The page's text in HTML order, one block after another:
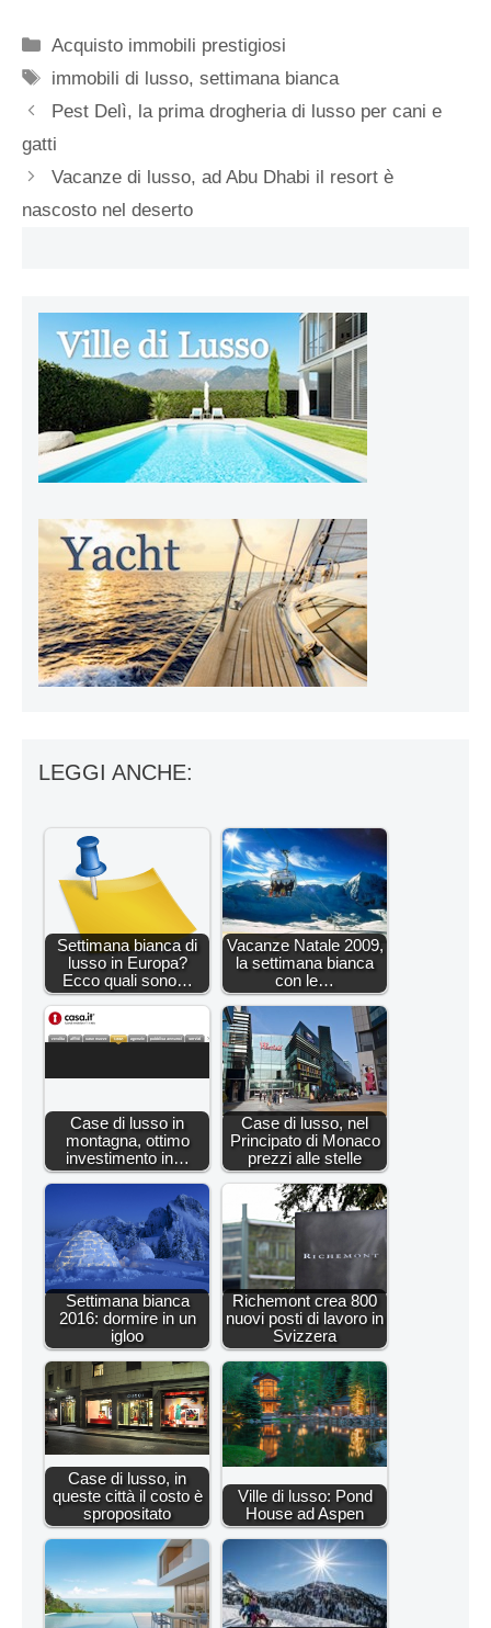
Categorie
Acquisto immobili prestigiosi
Tag
immobili di lusso,settimana bianca
Pest Delì, la prima drogheria di lusso per cani e
gatti
Vacanze di lusso, ad Abu Dhabi il resort è
nascosto nel deserto
LEGGI ANCHE:
Settimana bianca di
lusso in Europa?
Ecco quali sono…
Vacanze Natale 2009,
la settimana bianca
con le…
Case di lusso in
montagna, ottimo
investimento in…
Case di lusso, nel
Principato di Monaco
prezzi alle stelle
Settimana bianca
2016: dormire in un
igloo
Richemont crea 800
nuovi posti di lavoro in
Svizzera
Case di lusso, in
queste città il costo è
spropositato
Ville di lusso: Pond
House ad Aspen